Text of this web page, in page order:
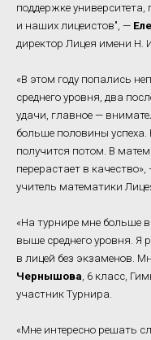
поддержке университета,
и наших лицеистов", —
директор Лицея имени Н.
«В этом году попались
среднего уровня, два
удачи, главное —
больше половины успеха.
получится потом. В
перерастает в качество»,
учитель математики
«На турнире мне больше
выше среднего уровня. Я
в лицей без экзаменов.
Чернышова , 6 класс,
участник Турнира.
«Мне интересно решать